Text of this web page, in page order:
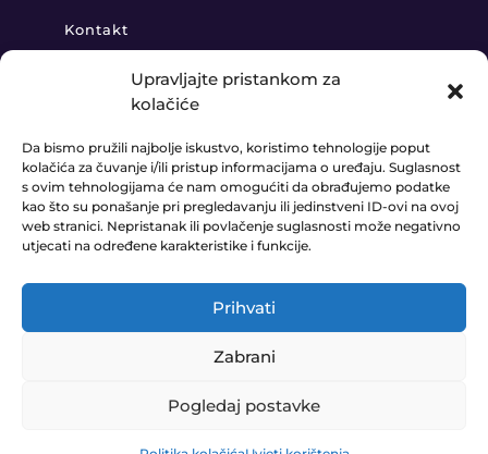
Upravljajte pristankom za
kolačiće
Da bismo pružili najbolje iskustvo, koristimo tehnologije poput
kolačića za čuvanje i/ili pristup informacijama o uređaju. Suglasnost
s ovim tehnologijama će nam omogućiti da obrađujemo podatke
kao što su ponašanje pri pregledavanju ili jedinstveni ID-ovi na ovoj
web stranici. Nepristanak ili povlačenje suglasnosti može negativno
utjecati na određene karakteristike i funkcije.
Prihvati
Zabrani
Pogledaj postavke
Kontakt
 +385 91 888 6406
 prodaja@ledaudio.hr
© LEDAUDIO d.o.o. 2023. Website made by